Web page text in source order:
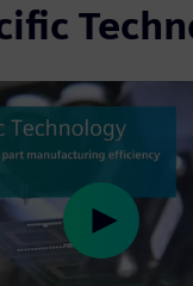
Play